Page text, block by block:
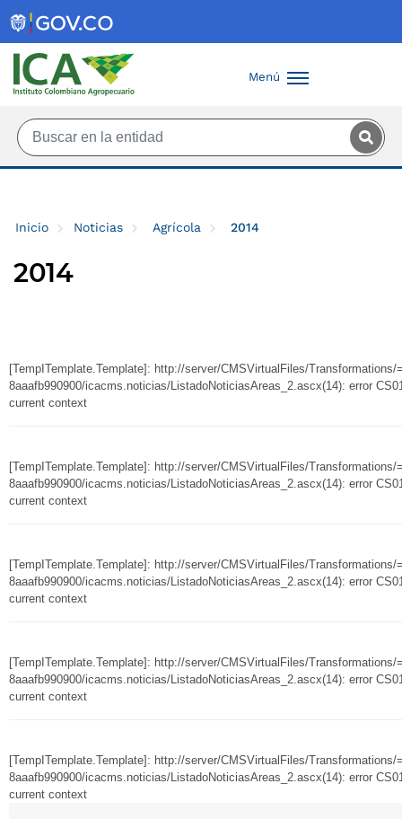
Menú
Inicio Noticias Agrícola 2014
2014
[TempITemplate.Template]: http://server/CMSVirtualFiles/Transformations/
8aaafb990900/icacms.noticias/ListadoNoticiasAreas_2.ascx(14): error
current context
[TempITemplate.Template]: http://server/CMSVirtualFiles/Transformations/
8aaafb990900/icacms.noticias/ListadoNoticiasAreas_2.ascx(14): error
current context
[TempITemplate.Template]: http://server/CMSVirtualFiles/Transformations/
8aaafb990900/icacms.noticias/ListadoNoticiasAreas_2.ascx(14): error
current context
[TempITemplate.Template]: http://server/CMSVirtualFiles/Transformations/
8aaafb990900/icacms.noticias/ListadoNoticiasAreas_2.ascx(14): error
current context
[TempITemplate.Template]: http://server/CMSVirtualFiles/Transformations/
8aaafb990900/icacms.noticias/ListadoNoticiasAreas_2.ascx(14): error
current context